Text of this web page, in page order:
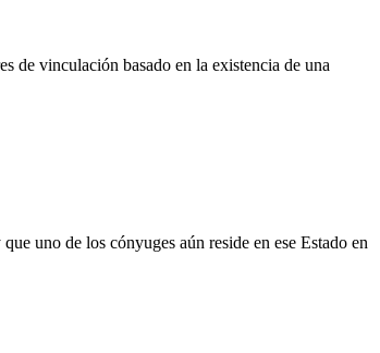
de vinculación basado en la existencia de una
uno de los cónyuges aún reside en ese Estado en